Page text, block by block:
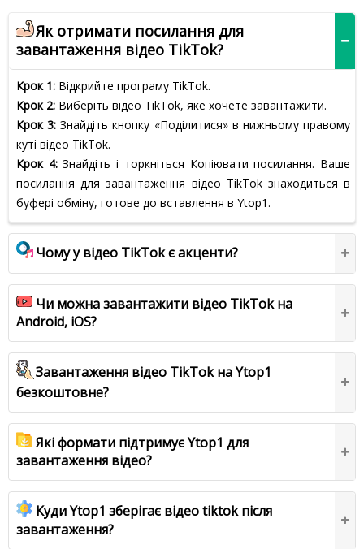
Як отримати посилання для
завантаження відео TikTok?
Крок 1: Відкрийте програму TikTok.
Крок 2: Виберіть відео TikTok, яке хочете завантажити.
Крок 3:Знайдіть кнопку «Поділитися» в нижньому правому
куті відео TikTok.
Крок 4:Знайдіть і торкніться Копіювати посилання. Ваше
посилання для завантаження відео TikTok знаходиться в
буфері обміну, готове до вставлення в Ytop1.
Чому у відео TikTok є акценти?
Чи можна завантажити відео TikTok на
Android, iOS?
Завантаження відео TikTok на Ytop1
безкоштовне?
Які формати підтримує Ytop1 для
завантаження відео?
Куди Ytop1 зберігає відео tiktok після
завантаження?